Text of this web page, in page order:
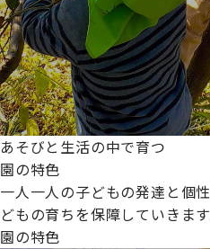
あそびと生活の中で育つ
園の特色
一人一人の子どもの発達と個
どもの育ちを保障していきます
園の特色